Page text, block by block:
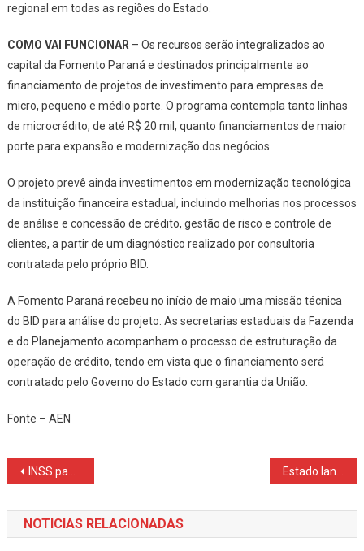
regional em todas as regiões do Estado.
COMO VAI FUNCIONAR – Os recursos serão integralizados ao
capital da Fomento Paraná e destinados principalmente ao
financiamento de projetos de investimento para empresas de
micro, pequeno e médio porte. O programa contempla tanto linhas
de microcrédito, de até R$ 20 mil, quanto financiamentos de maior
porte para expansão e modernização dos negócios.
O projeto prevê ainda investimentos em modernização tecnológica
da instituição financeira estadual, incluindo melhorias nos processos
de análise e concessão de crédito, gestão de risco e controle de
clientes, a partir de um diagnóstico realizado por consultoria
contratada pelo próprio BID.
A Fomento Paraná recebeu no início de maio uma missão técnica
do BID para análise do projeto. As secretarias estaduais da Fazenda
e do Planejamento acompanham o processo de estruturação da
operação de crédito, tendo em vista que o financiamento será
contratado pelo Governo do Estado com garantia da União.
Fonte – AEN
Navegação
de
Post
INSS pagará salário-maternidade em até 30 dias
NOTICIAS RELACIONADAS